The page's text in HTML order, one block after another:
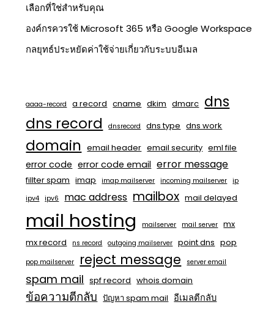
เลือกที่ใช่สำหรับคุณ
องค์กรควรใช้ Microsoft 365 หรือ Google Workspace
กลยุทธ์ประหยัดค่าใช้จ่ายเกี่ยวกับระบบอีเมล
aaaa-record a record cname dkim dmarc dns
dns record
dnsrecord dns type dns work
domain email header email security eml file
error code error code email error message
fillter spam imap imap mailserver incoming mailserver
ip
ipv4
ipv6 mac address mailbox mail delayed
mail hosting mailserver mail server
mx
mx record
ns record outgoing mailserver point dns pop
pop mailserver reject message server email
spam mail spf record whois domain
ข้อความตีกลับ ปัญหา spam mail อีเมลตีกลับ